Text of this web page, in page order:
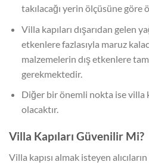
takılacağı yerin ölçüsüne
Villa kapıları dışarıdan gelen
etkenlere fazlasıyla maruz
malzemelerin dış etkenlere tam
gerekmektedir.
Diğer bir önemli nokta ise villa
olacaktır.
Villa Kapıları Güvenilir Mi?
Villa kapısı almak isteyen